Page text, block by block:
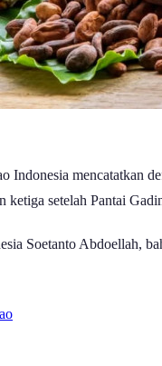
Indonesia mencatatkan
ketiga setelah Pantai
Soetanto Abdoellah,